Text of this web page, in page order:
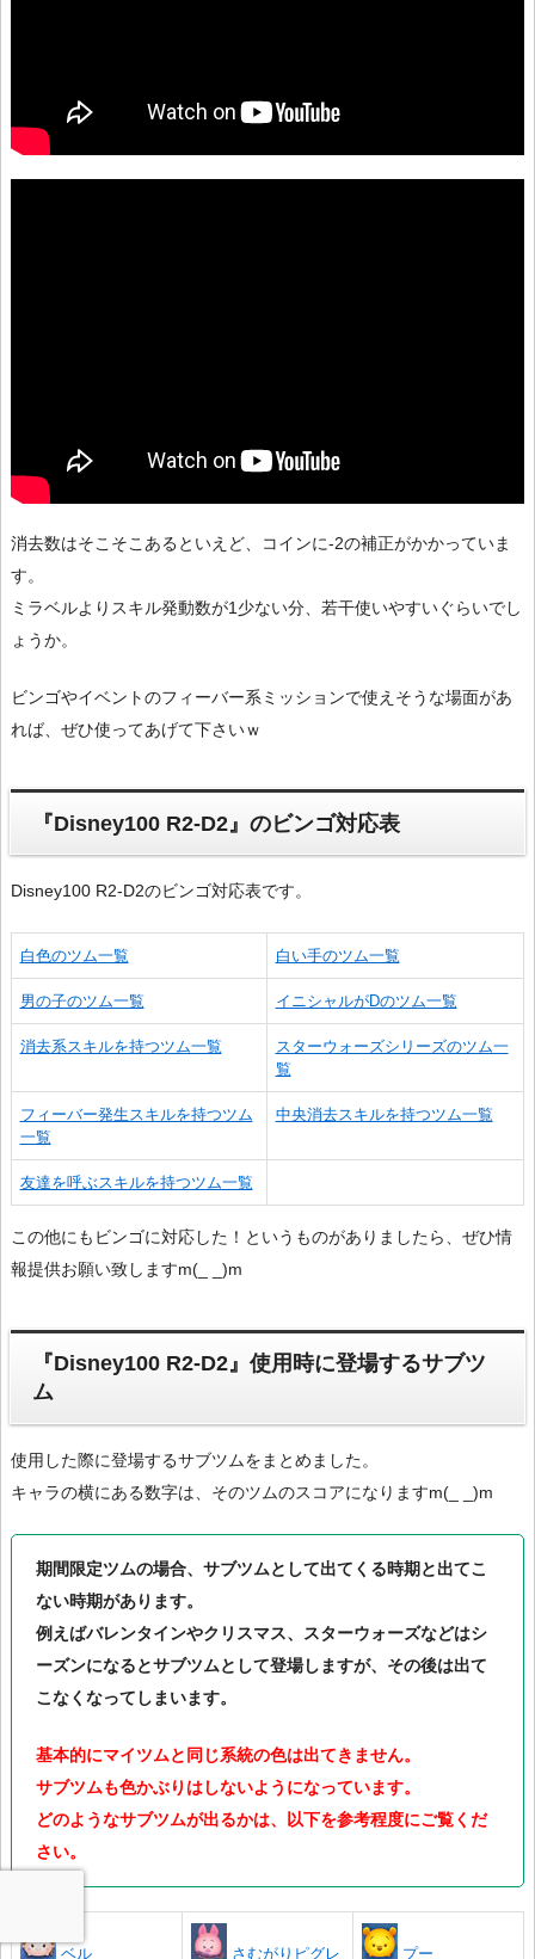
消去数はそこそこあるといえど、コインに-2の補正がかかっていま
す。
ミラベルよりスキル発動数が1少ない分、若干使いやすいぐらいでし
ょうか。
ビンゴやイベントのフィーバー系ミッションで使えそうな場面があ
れば、ぜひ使ってあげて下さいｗ
『Disney100 R2-D2』のビンゴ対応表
Disney100 R2-D2のビンゴ対応表です。
白色のツム一覧 白い手のツム一覧
男の子のツム一覧 イニシャルがDのツム一覧
消去系スキルを持つツム一覧
スターウォーズシリーズのツム一
覧
フィーバー発生スキルを持つツム
一覧
中央消去スキルを持つツム一覧
友達を呼ぶスキルを持つツム一覧
この他にもビンゴに対応した！というものがありましたら、ぜひ情
報提供お願い致しますm(_ _)m
『Disney100 R2-D2』使用時に登場するサブツ
ム
使用した際に登場するサブツムをまとめました。
キャラの横にある数字は、そのツムのスコアになりますm(_ _)m
期間限定ツムの場合、サブツムとして出てくる時期と出てこ
ない時期があります。
例えばバレンタインやクリスマス、スターウォーズなどはシ
ーズンになるとサブツムとして登場しますが、その後は出て
こなくなってしまいます。
基本的にマイツムと同じ系統の色は出てきません。
サブツムも色かぶりはしないようになっています。
どのようなサブツムが出るかは、以下を参考程度にご覧くだ
さい。
ベル さむがりピグレ プー